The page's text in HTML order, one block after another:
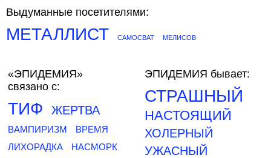
Выдуманные посетителями:
МЕТАЛЛИСТ САМОСВАТ МЕЛИСОВ
«ЭПИДЕМИЯ»
связано с:
ТИФ ЖЕРТВА
ВАМПИРИЗМ
ВРЕМЯ
ЛИХОРАДКА
НАСМОРК
ЭПИДЕМИЯ бывает:
СТРАШНЫЙ
НАСТОЯЩИЙ
ХОЛЕРНЫЙ
УЖАСНЫЙ